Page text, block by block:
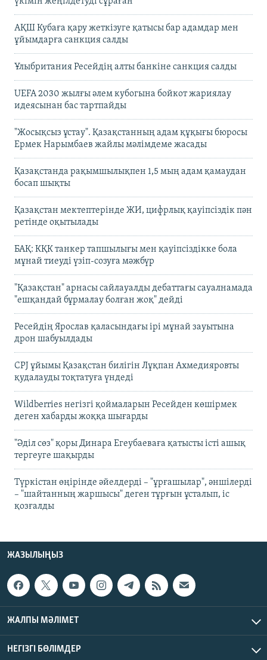
АҚШ Кубаға қару жеткізуге қатысы бар адамдар мен
ұйымдарға санкция салды
Ұлыбритания Ресейдің алты банкіне санкция салды
UEFA 2030 жылғы әлем кубогына бойкот жариялау
идеясынан бас тартпайды
"Жосықсыз ұстау". Қазақстанның адам құқығы бюросы
Ермек Нарымбаев жайлы мәлімдеме жасады
Қазақстанда рақымшылықпен 1,5 мың адам қамаудан
босап шықты
Қазақстан мектептерінде ЖИ, цифрлық қауіпсіздік пән
ретінде оқытылады
БАҚ: КҚК танкер тапшылығы мен қауіпсіздікке бола
мұнай тиеуді үзіп-созуға мәжбүр
"Қазақстан" арнасы сайлауалды дебаттағы сауалнамада
"ешқандай бұрмалау болған жоқ" дейді
Ресейдің Ярослав қаласындағы ірі мұнай зауытына
дрон шабуылдады
CPJ ұйымы Қазақстан билігін Лұқпан Ахмедияровты
қудалауды тоқтатуға үндеді
Wildberries негізгі қоймаларын Ресейден көшірмек
деген хабарды жоққа шығарды
"Әділ сөз" қоры Динара Егеубаеваға қатысты істі ашық
тергеуге шақырды
Түркістан өңірінде әйелдерді – "ұрғашылар", әншілерді
– "шайтанның жаршысы" деген тұрғын ұсталып, іс
қозғалды
ЖАЗЫЛЫҢЫЗ
ЖАЛПЫ МӘЛІМЕТ
НЕГІЗГІ БӨЛІМДЕР